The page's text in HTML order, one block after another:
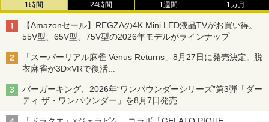
1時間 24時間 1週間 1カ月
【Amazonセール】REGZAの4K Mini LED液晶TVがお買い得。
55V型、65V型、75V型の2026年モデルがラインナップ
「スーパーリアル麻雀 Venus Returns」8月27日に発売決定。脱
衣麻雀が3D×VRで復活
発売から2週間は20%オフになるセールが実施
バーガーキング、2026年“ワンパウンダーシリーズ”第3弾「ダー
ティ ザ・ワンパウンダー」を8月7日発売
「特製ガーリックマヨソース」を使用した超大型チーズバーガー